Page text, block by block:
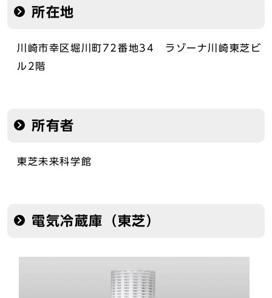
所在地
川崎市幸区堀川町72番地34 ラゾーナ川崎東芝ビ
ル2階
所有者
東芝未来科学館
電気冷蔵庫（東芝）